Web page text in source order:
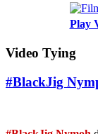
Play
Video Tying
#BlackJig